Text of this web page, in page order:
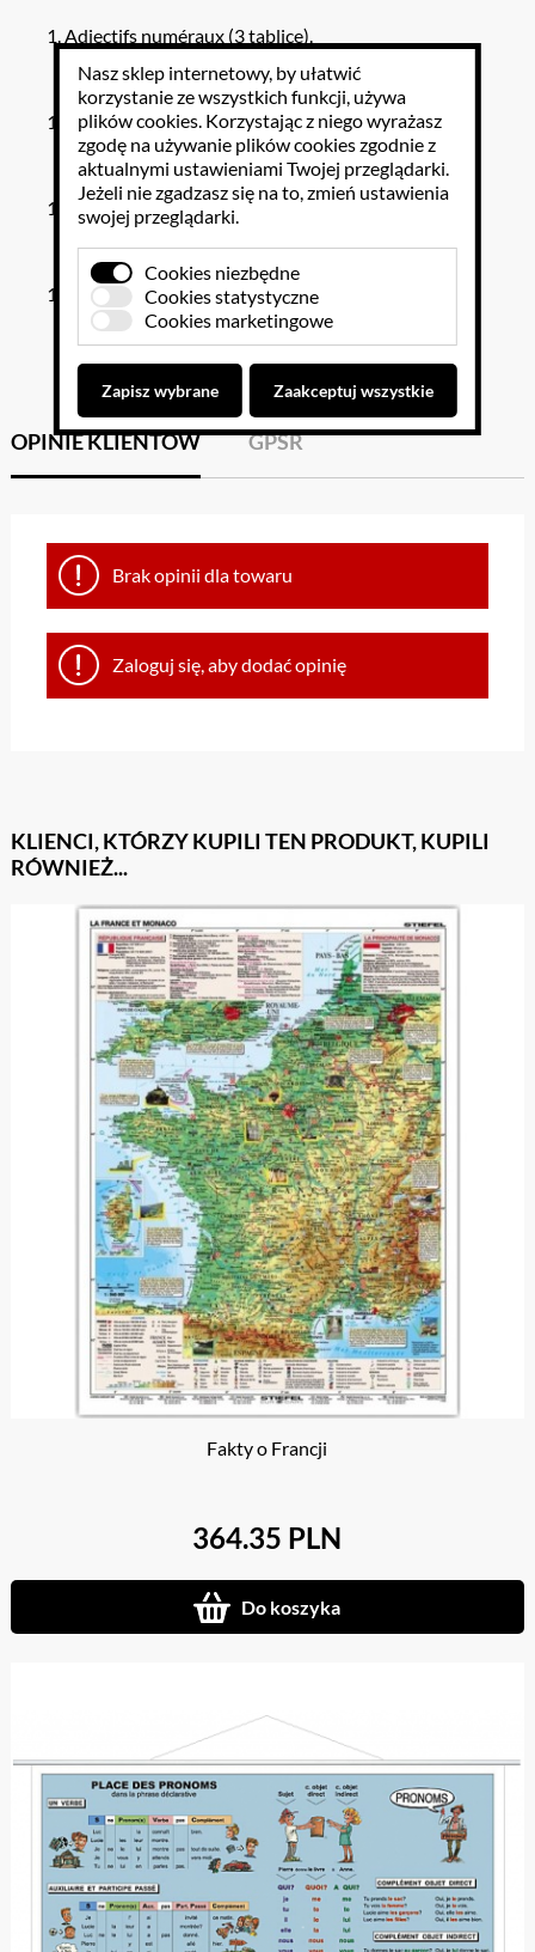
Adjectifs numéraux (3 tablice).
La phrase interrogative.
Adverbes de négation.
Prépositions et adverbes de lieu.
OPINIE KLIENTÓW GPSR
Brak opinii dla towaru
Zaloguj się, aby dodać opinię
KLIENCI, KTÓRZY KUPILI TEN PRODUKT, KUPILI
RÓWNIEŻ...
Fakty o Francji
364.35 PLN
Do koszyka
Nasz sklep internetowy, by ułatwić
korzystanie ze wszystkich funkcji, używa
plików cookies. Korzystając z niego wyrażasz
zgodę na używanie plików cookies zgodnie z
aktualnymi ustawieniami Twojej przeglądarki.
Jeżeli nie zgadzasz się na to, zmień ustawienia
swojej przeglądarki.
Cookies niezbędne
Cookies statystyczne
Cookies marketingowe
Zapisz wybrane Zaakceptuj wszystkie